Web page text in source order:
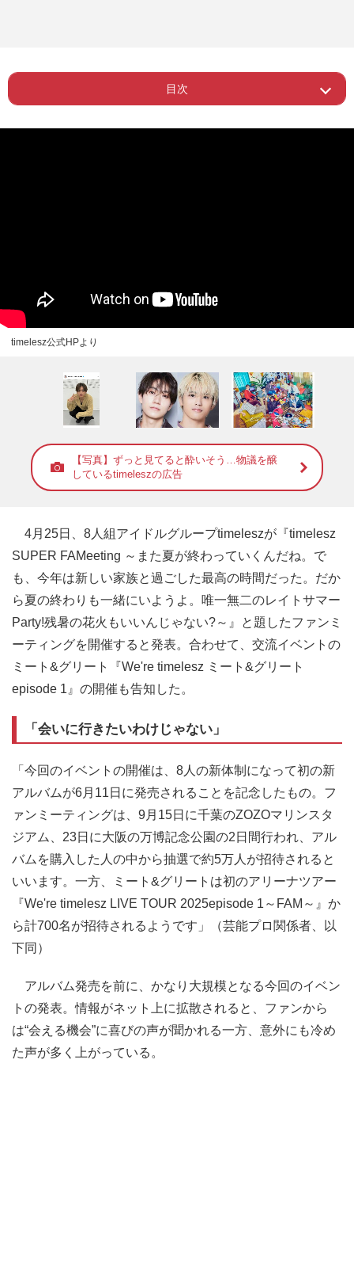
目次
Page 1 ー 「会いに行きたいわけじゃない」
timelesz公式HPより
【写真】ずっと見てると酔いそう…物議を醸
しているtimeleszの広告
4月25日、8人組アイドルグループtimeleszが『timelesz
SUPER FAMeeting ～また夏が終わっていくんだね。で
も、今年は新しい家族と過ごした最高の時間だった。だか
ら夏の終わりも一緒にいようよ。唯一無二のレイトサマー
Party!残暑の花火もいいんじゃない?～』と題したファンミ
ーティングを開催すると発表。合わせて、交流イベントの
ミート&グリート『We're timelesz ミート&グリート
episode 1』の開催も告知した。
「会いに行きたいわけじゃない」
「今回のイベントの開催は、8人の新体制になって初の新
アルバムが6月11日に発売されることを記念したもの。フ
ァンミーティングは、9月15日に千葉のZOZOマリンスタ
ジアム、23日に大阪の万博記念公園の2日間行われ、アル
バムを購入した人の中から抽選で約5万人が招待されると
いいます。一方、ミート&グリートは初のアリーナツアー
『We're timelesz LIVE TOUR 2025episode 1～FAM～』か
ら計700名が招待されるようです」（芸能プロ関係者、以
下同）
アルバム発売を前に、かなり大規模となる今回のイベン
トの発表。情報がネット上に拡散されると、ファンから
は“会える機会”に喜びの声が聞かれる一方、意外にも冷め
た声が多く上がっている。